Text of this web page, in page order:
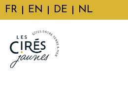
FR EN DE NL